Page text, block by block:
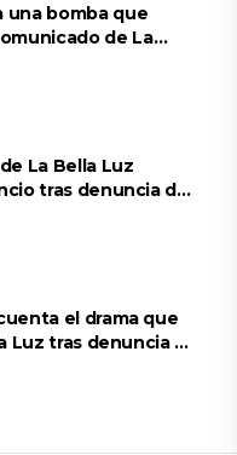
una bomba que
de La
La Bella Luz
tras denuncia de
el drama que
Luz tras denuncia al